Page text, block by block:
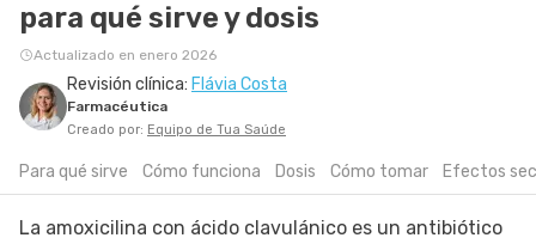
NUTRICIÓN
EMBARAZO
SIGUE TUA SAÚDE EN LAS REDES SOCIALES
para qué sirve y dosis
Actualizado en enero 2026
Revisión clínica: Flávia Costa
Farmacéutica
Creado por: Equipo de Tua Saúde
Para qué sirve Cómo funciona Dosis Cómo tomar Efectos
La amoxicilina con ácido clavulánico es un antibiótico